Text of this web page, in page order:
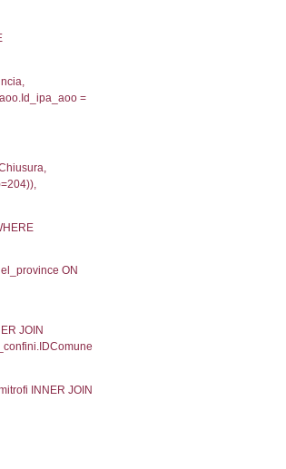
0.00021100044250488
`userlevelid` IN (-2),
DATE(n.DataInvioNotifica) as
= n.CodiceUnivoco LEFT JOIN
el_regioni.Regione
(((((a1_stabilimento LEFT
LEFT JOIN
=